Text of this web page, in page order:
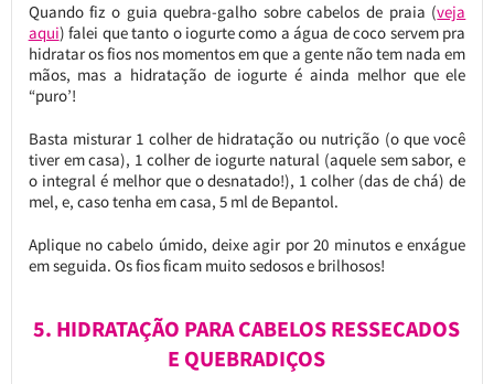
Quando fiz o guia quebra-galho sobre cabelos de praia (veja
aqui) falei que tanto o iogurte como a água de coco servem pra
hidratar os fios nos momentos em que a gente não tem nada em
mãos, mas a hidratação de iogurte é ainda melhor que ele
“puro’!
Basta misturar 1 colher de hidratação ou nutrição (o que você
tiver em casa), 1 colher de iogurte natural (aquele sem sabor, e
o integral é melhor que o desnatado!), 1 colher (das de chá) de
mel, e, caso tenha em casa, 5 ml de Bepantol.
Aplique no cabelo úmido, deixe agir por 20 minutos e enxágue
em seguida. Os fios ficam muito sedosos e brilhosos!
5. HIDRATAÇÃO PARA CABELOS RESSECADOS
E QUEBRADIÇOS